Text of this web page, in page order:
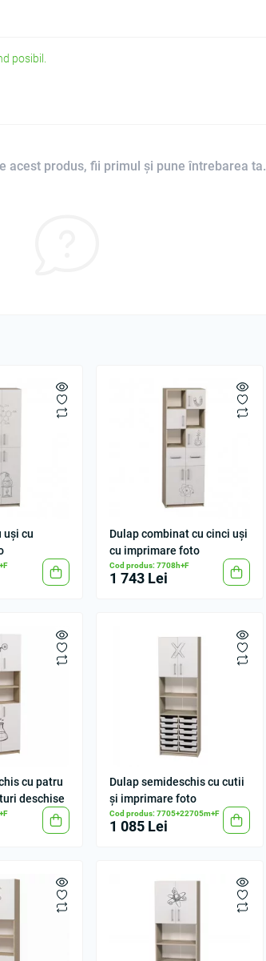
posibil.
acest produs, fii primul și pune întrebarea ta.
uși cu
Dulap combinat cu cinci uși
cu imprimare foto
Cod produs: 7708h+F
1 743 Lei
cu patru
deschise
Dulap semideschis cu cutii
și imprimare foto
Cod produs: 7705+22705m+F
1 085 Lei